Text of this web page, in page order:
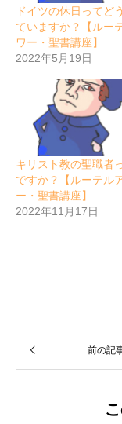
ドイツの休日ってど
ていますか？【ルー
ワー・聖書講座】
2022年5月19日
キリスト教の聖職者
ですか？【ルーテル
ー・聖書講座】
2022年11月17日
前の記